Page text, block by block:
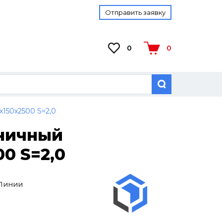
Отправить заявку
0 0
S=2,0
S=2,0